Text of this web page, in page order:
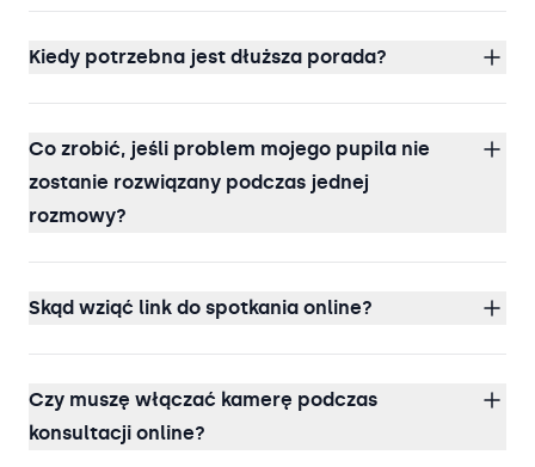
Kiedy potrzebna jest dłuższa porada?
Co zrobić, jeśli problem mojego pupila nie
zostanie rozwiązany podczas jednej
rozmowy?
Skąd wziąć link do spotkania online?
Czy muszę włączać kamerę podczas
konsultacji online?